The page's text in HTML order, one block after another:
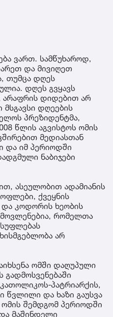
ვართ. სამწუხაროდ,
და მივიღეთ
თუმცა დღეს
დღეს გვყავს
დიდებით არ
დღეების
პრეზიდენტმა,
წლის აგვისტოს ომის
მედიასთან
და იმ პერიოდში
ნაბიჯები
ასეულობით ადამიანის
ქვეყნის
და კოდორის ხეობის
რომელთა
არ
ომში დაღუპული
პატრიარქის,
წვლილი და ხაზი გაუსვა
შემდგომ პერიოდში
მაშინდელი